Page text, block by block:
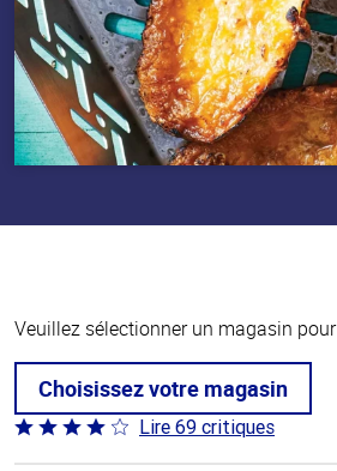
Veuillez sélectionner un magasin
Choisissez votre magasin
Coté
4 sur
Lire 69 critiques